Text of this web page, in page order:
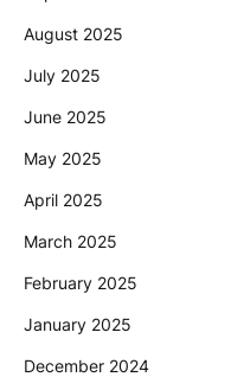
August 2025
July 2025
June 2025
May 2025
April 2025
March 2025
February 2025
January 2025
December 2024